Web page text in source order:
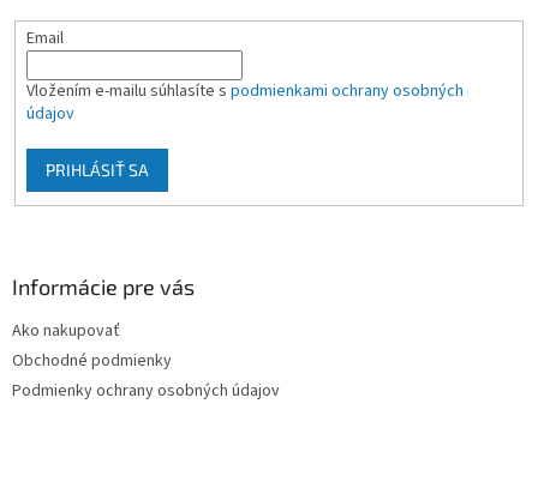
Email
Vložením e-mailu súhlasíte s podmienkami ochrany osobných
údajov
PRIHLÁSIŤ SA
Informácie pre vás
Ako nakupovať
Obchodné podmienky
Podmienky ochrany osobných údajov